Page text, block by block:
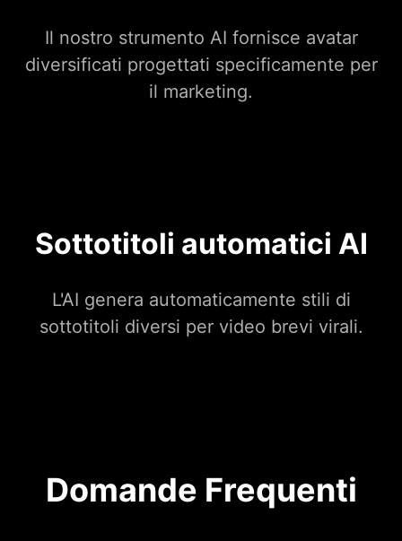
Il nostro strumento AI fornisce avatar
diversificati progettati specificamente per
il marketing.
Sottotitoli automatici AI
L'AI genera automaticamente stili di
sottotitoli diversi per video brevi virali.
Domande Frequenti